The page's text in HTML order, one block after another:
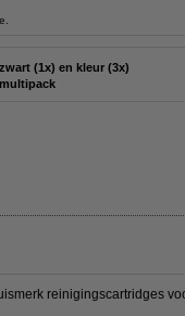
zwart (1x) en kleur (3x)
multipack
reinigingscartridges